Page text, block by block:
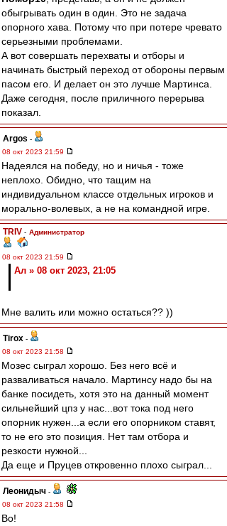
обыгрывать один в один. Это не задача
опорного хава. Потому что при потере чревато
серьезными проблемами.
А вот совершать перехваты и отборы и
начинать быстрый переход от обороны первым
пасом его. И делает он это лучше Мартинса.
Даже сегодня, после приличного перерыва
показал.
Argos -
08 окт 2023 21:59
Надеялся на победу, но и ничья - тоже
неплохо. Обидно, что тащим на
индивидуальном классе отдельных игроков и
морально-волевых, а не на командной игре.
TRIV - Администратор
08 окт 2023 21:59
Ал » 08 окт 2023, 21:05
Мне валить или можно остаться?? ))
Tirox -
08 окт 2023 21:58
Мозес сыграл хорошо. Без него всё и
разваливаться начало. Мартинсу надо бы на
банке посидеть, хотя это на данный момент
сильнейший цпз у нас...вот тока под него
опорник нужен...а если его опорником ставят,
то не его это позиция. Нет там отбора и
резкости нужной...
Да еще и Пруцев откровенно плохо сыграл...
Леонидыч -
08 окт 2023 21:58
Во!